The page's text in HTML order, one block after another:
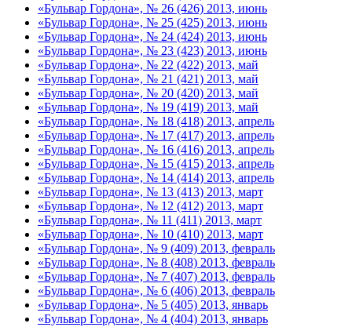
«Бульвар Гордона», № 26 (426) 2013, июнь
«Бульвар Гордона», № 25 (425) 2013, июнь
«Бульвар Гордона», № 24 (424) 2013, июнь
«Бульвар Гордона», № 23 (423) 2013, июнь
«Бульвар Гордона», № 22 (422) 2013, май
«Бульвар Гордона», № 21 (421) 2013, май
«Бульвар Гордона», № 20 (420) 2013, май
«Бульвар Гордона», № 19 (419) 2013, май
«Бульвар Гордона», № 18 (418) 2013, апрель
«Бульвар Гордона», № 17 (417) 2013, апрель
«Бульвар Гордона», № 16 (416) 2013, апрель
«Бульвар Гордона», № 15 (415) 2013, апрель
«Бульвар Гордона», № 14 (414) 2013, апрель
«Бульвар Гордона», № 13 (413) 2013, март
«Бульвар Гордона», № 12 (412) 2013, март
«Бульвар Гордона», № 11 (411) 2013, март
«Бульвар Гордона», № 10 (410) 2013, март
«Бульвар Гордона», № 9 (409) 2013, февраль
«Бульвар Гордона», № 8 (408) 2013, февраль
«Бульвар Гордона», № 7 (407) 2013, февраль
«Бульвар Гордона», № 6 (406) 2013, февраль
«Бульвар Гордона», № 5 (405) 2013, январь
«Бульвар Гордона», № 4 (404) 2013, январь